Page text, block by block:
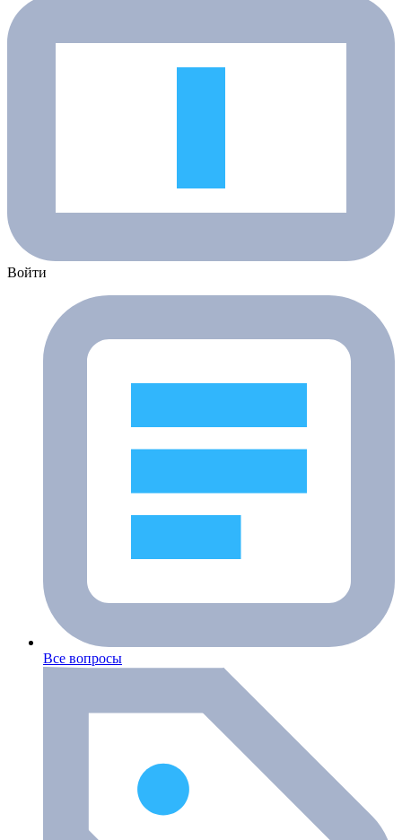
Войти
Все вопросы